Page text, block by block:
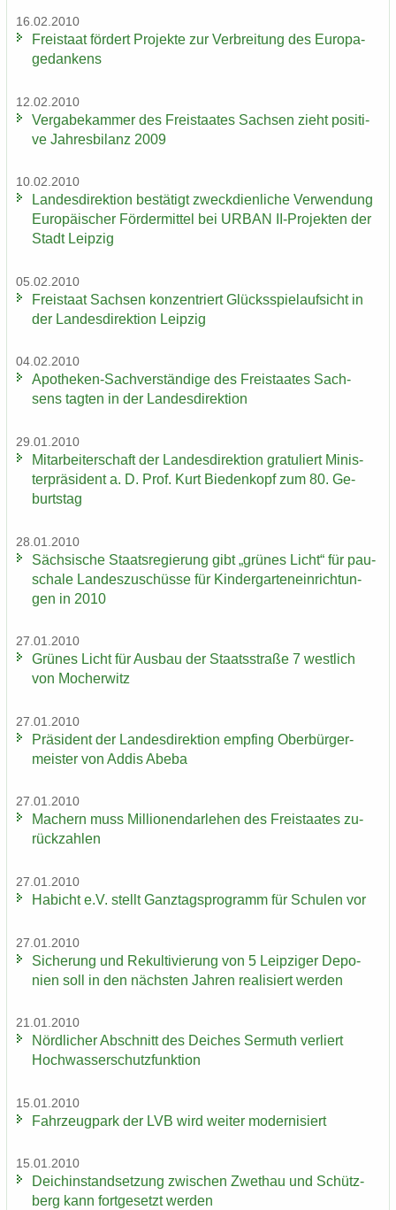
16.02.2010
Frei­staat för­dert Pro­jek­te zur Ver­brei­tung des Eu­ro­pa­
ge­dan­kens
12.02.2010
Ver­ga­be­kam­mer des Frei­staa­tes Sach­sen zieht po­si­ti­
ve Jah­res­bi­lanz 2009
10.02.2010
Lan­des­di­rek­ti­on be­stä­tigt zweck­dien­li­che Ver­wen­dung
Eu­ro­päi­scher För­der­mit­tel bei URBAN II-​Projekten der
Stadt Leip­zig
05.02.2010
Frei­staat Sach­sen kon­zen­triert Glücks­spiel­auf­sicht in
der Lan­des­di­rek­ti­on Leip­zig
04.02.2010
Apotheken-​Sachverständige des Frei­staa­tes Sach­
sens tag­ten in der Lan­des­di­rek­ti­on
29.01.2010
Mit­ar­bei­ter­schaft der Lan­des­di­rek­ti­on gra­tu­liert Mi­nis­
ter­prä­si­dent a. D. Prof. Kurt Bie­den­kopf zum 80. Ge­
burts­tag
28.01.2010
Säch­si­sche Staats­re­gie­rung gibt „grü­nes Licht“ für pau­
scha­le Lan­des­zu­schüs­se für Kin­der­gar­ten­ein­rich­tun­
gen in 2010
27.01.2010
Grü­nes Licht für Aus­bau der Staats­stra­ße 7 west­lich
von Mo­cher­witz
27.01.2010
Prä­si­dent der Lan­des­di­rek­ti­on emp­fing Ober­bür­ger­
meis­ter von Addis Abeba
27.01.2010
Ma­chern muss Mil­lio­nen­dar­le­hen des Frei­staa­tes zu­
rück­zah­len
27.01.2010
Ha­bicht e.V. stellt Ganz­tags­pro­gramm für Schu­len vor
27.01.2010
Si­che­rung und Re­kul­ti­vie­rung von 5 Leip­zi­ger De­po­
nien soll in den nächs­ten Jah­ren rea­li­siert wer­den
21.01.2010
Nörd­li­cher Ab­schnitt des Dei­ches Ser­muth ver­liert
Hoch­was­ser­schutz­funk­ti­on
15.01.2010
Fahr­zeug­park der LVB wird wei­ter mo­der­ni­siert
15.01.2010
Deich­in­stand­set­zung zwi­schen Zwet­hau und Schütz­
berg kann fort­ge­setzt wer­den